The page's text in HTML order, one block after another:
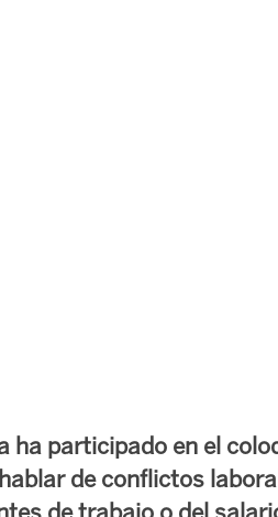
ha participado en el
de conflictos